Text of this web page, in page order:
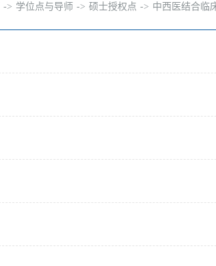
-> 学位点与导师 -> 硕士授权点 -> 中西医结合临